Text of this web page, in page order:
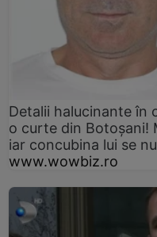
Detalii halucinante în
o curte din Botoșani!
iar concubina lui se
www.wowbiz.ro